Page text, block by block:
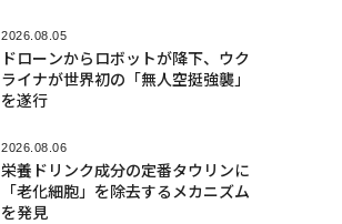
2026.08.05
ドローンからロボットが降下、ウク
ライナが世界初の「無人空挺強襲」
を遂行
2026.08.06
栄養ドリンク成分の定番タウリンに
「老化細胞」を除去するメカニズム
を発見